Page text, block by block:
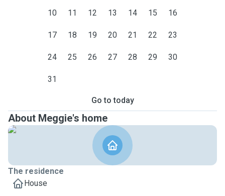
10 11 12 13 14 15 16
17 18 19 20 21 22 23
24 25 26 27 28 29 30
31
Go to today
About Meggie's home
The residence
House